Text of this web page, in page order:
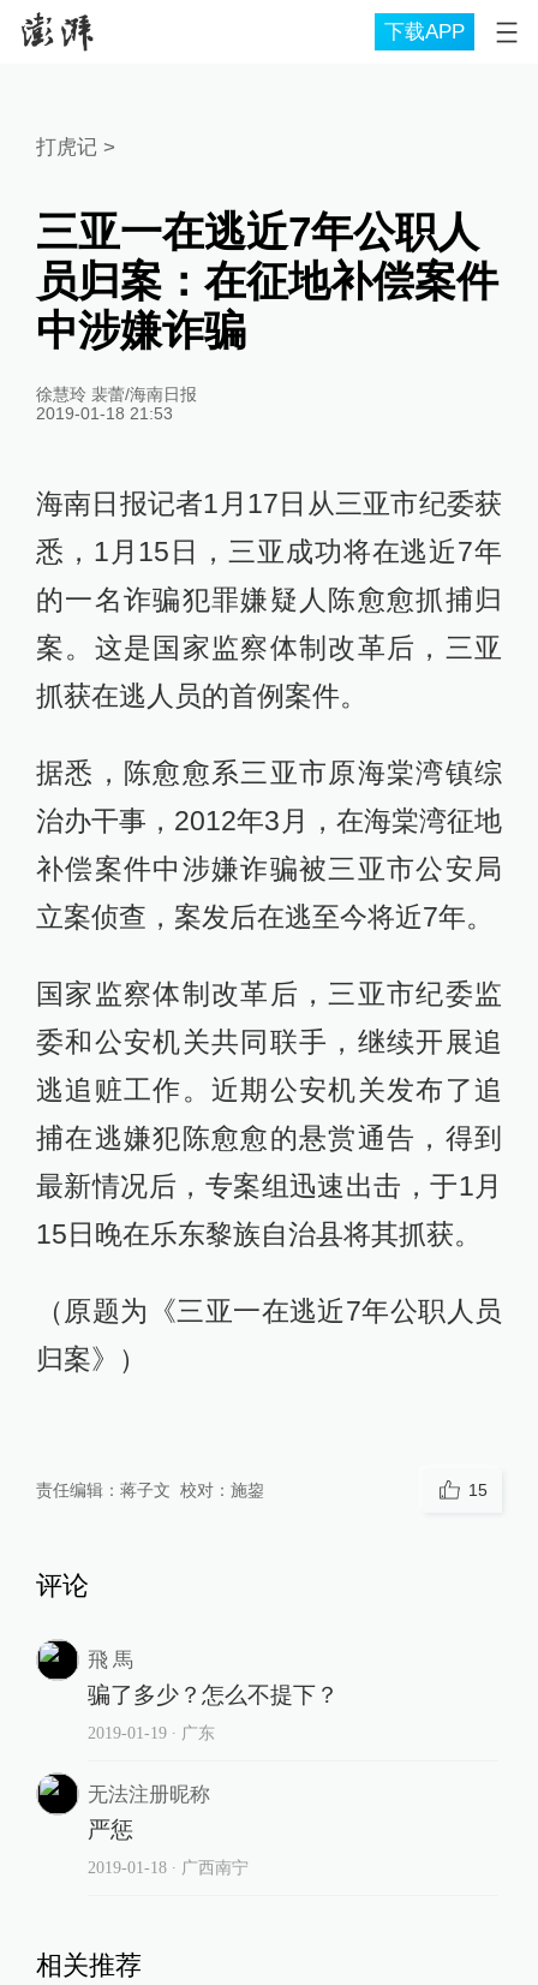
下载APP
打虎记>
三亚一在逃近7年公职人
员归案：在征地补偿案件
中涉嫌诈骗
徐慧玲 裴蕾/海南日报
2019-01-18 21:53
海南日报记者1月17日从三亚市纪委获
悉，1月15日，三亚成功将在逃近7年
的一名诈骗犯罪嫌疑人陈愈愈抓捕归
案。这是国家监察体制改革后，三亚
抓获在逃人员的首例案件。
据悉，陈愈愈系三亚市原海棠湾镇综
治办干事，2012年3月，在海棠湾征地
补偿案件中涉嫌诈骗被三亚市公安局
立案侦查，案发后在逃至今将近7年。
国家监察体制改革后，三亚市纪委监
委和公安机关共同联手，继续开展追
逃追赃工作。近期公安机关发布了追
捕在逃嫌犯陈愈愈的悬赏通告，得到
最新情况后，专案组迅速出击，于1月
15日晚在乐东黎族自治县将其抓获。
（原题为《三亚一在逃近7年公职人员
归案》）
责任编辑： 蒋子文 校对： 施鋆 15
评论
飛 馬
骗了多少？怎么不提下？
2019-01-19∙ 广东
无法注册昵称
严惩
2019-01-18∙ 广西南宁
相关推荐